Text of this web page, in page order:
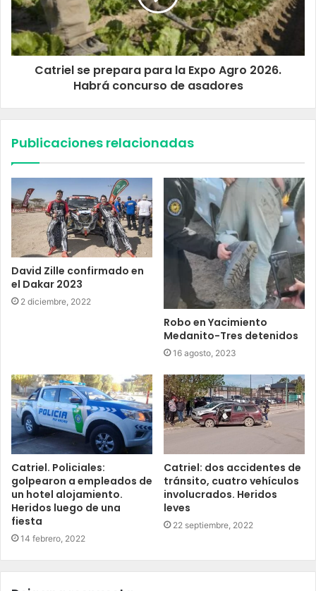
Catriel se prepara para la Expo Agro 2026.
Habrá concurso de asadores
Publicaciones relacionadas
David Zille confirmado en
el Dakar 2023
2 diciembre, 2022
Robo en Yacimiento
Medanito-Tres detenidos
16 agosto, 2023
Catriel. Policiales:
golpearon a empleados de
un hotel alojamiento.
Heridos luego de una
fiesta
14 febrero, 2022
Catriel: dos accidentes de
tránsito, cuatro vehículos
involucrados. Heridos
leves
22 septiembre, 2022